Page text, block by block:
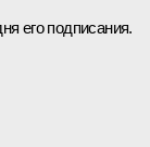
его подписания.